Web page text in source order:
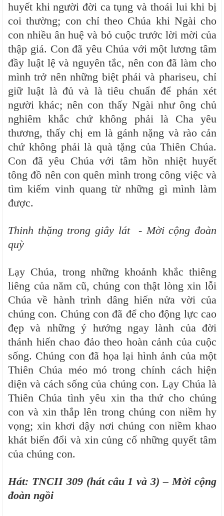
huyết khi người đời ca tụng và thoái lui khi bị
coi thường; con chỉ theo Chúa khi Ngài cho
con nhiều ân huệ và bỏ cuộc trước lời mời của
thập giá. Con đã yêu Chúa với một lương tâm
đầy luật lệ và nguyên tắc, nên con đã làm cho
mình trở nên những biệt phái và phariseu, chỉ
giữ luật là đủ và là tiêu chuẩn để phán xét
người khác; nên con thấy Ngài như ông chủ
nghiêm khắc chứ không phải là Cha yêu
thương, thấy chị em là gánh nặng và rào cản
chứ không phải là quà tặng của Thiên Chúa.
Con đã yêu Chúa với tâm hồn nhiệt huyết
tông đồ nên con quên mình trong công việc và
tìm kiếm vinh quang từ những gì mình làm
được.
Thinh thặng trong giây lát - Mời cộng đoàn
quỳ
Lạy Chúa, trong những khoảnh khắc thiêng
liêng của năm cũ, chúng con thật lòng xin lỗi
Chúa về hành trình dâng hiến nửa vời của
chúng con. Chúng con đã để cho động lực cao
đẹp và những ý hướng ngay lành của đời
thánh hiến chao đảo theo hoàn cảnh của cuộc
sống. Chúng con đã họa lại hình ảnh của một
Thiên Chúa méo mó trong chính cách hiện
diện và cách sống của chúng con. Lạy Chúa là
Thiên Chúa tình yêu xin tha thứ cho chúng
con và xin thắp lên trong chúng con niềm hy
vọng; xin khơi dậy nơi chúng con niềm khao
khát biến đổi và xin củng cố những quyết tâm
của chúng con.
Hát: TNCII 309 (hát câu 1 và 3) – Mời cộng
đoàn ngồi